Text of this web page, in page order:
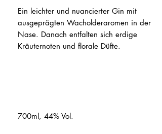
Ein leichter und nuancierter Gin mit
ausgeprägten Wacholderaromen in der
Nase. Danach entfalten sich erdige
Kräuternoten und florale Düfte.
700ml, 44% Vol.